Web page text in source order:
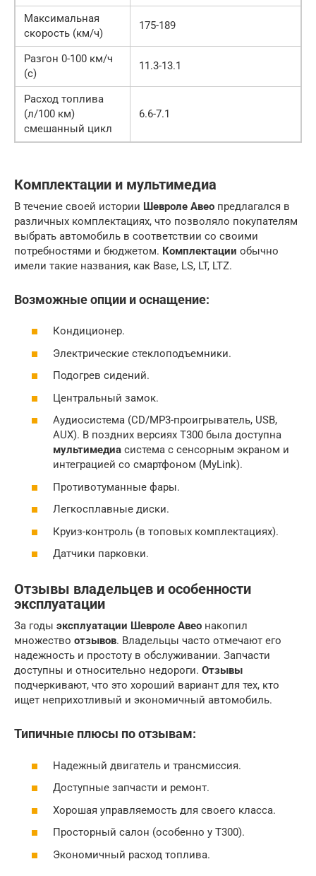
Максимальная
скорость (км/ч)
175-189
Разгон 0-100 км/ч
(с)
11.3-13.1
Расход топлива
(л/100 км)
смешанный цикл
6.6-7.1
Комплектации и мультимедиа
В течение своей истории Шевроле Авео предлагался в
различных комплектациях, что позволяло покупателям
выбрать автомобиль в соответствии со своими
потребностями и бюджетом. Комплектации обычно
имели такие названия, как Base, LS, LT, LTZ.
Возможные опции и оснащение:
Кондиционер.
Электрические стеклоподъемники.
Подогрев сидений.
Центральный замок.
Аудиосистема (CD/MP3-проигрыватель, USB,
AUX). В поздних версиях T300 была доступна
мультимедиа система с сенсорным экраном и
интеграцией со смартфоном (MyLink).
Противотуманные фары.
Легкосплавные диски.
Круиз-контроль (в топовых комплектациях).
Датчики парковки.
Отзывы владельцев и особенности
эксплуатации
За годы эксплуатации Шевроле Авео накопил
множество отзывов. Владельцы часто отмечают его
надежность и простоту в обслуживании. Запчасти
доступны и относительно недороги. Отзывы
подчеркивают, что это хороший вариант для тех, кто
ищет неприхотливый и экономичный автомобиль.
Типичные плюсы поотзывам:
Надежный двигатель и трансмиссия.
Доступные запчасти и ремонт.
Хорошая управляемость для своего класса.
Просторный салон (особенно у T300).
Экономичный расход топлива.